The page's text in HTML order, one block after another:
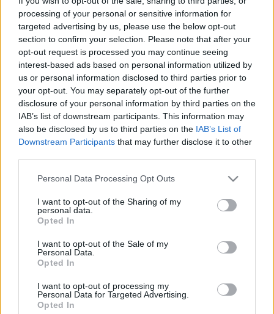
processing of your personal or sensitive information for
targeted advertising by us, please use the below opt-out
section to confirm your selection. Please note that after your
opt-out request is processed you may continue seeing
interest-based ads based on personal information utilized by
us or personal information disclosed to third parties prior to
your opt-out. You may separately opt-out of the further
disclosure of your personal information by third parties on the
IAB’s list of downstream participants. This information may
also be disclosed by us to third parties on the IAB’s List of
Downstream Participants that may further disclose it to other
Please note that this website/app uses one or more Google
not limited to your visit or usage behaviour. You may click to
grant or deny consent to Google and its third-party tags to
use your data for below specified purposes in below Google
consent section.
Personal Data Processing Opt Outs
I want to opt-out of the Sharing of my
personal data.
Opted In
I want to opt-out of the Sale of my
Personal Data.
Opted In
I want to opt-out of processing my
Personal Data for Targeted Advertising.
Opted In
(Érdemes itt elolvasni aSzótlan Szemtanú
beszámolójátarról, miként is jutott ki Szlovákia -
történetében először - a foci VB-re. Hehe.)
Érdekes adalék, hogy még a cseh lap, a Lidové
Noviny kommentátora is úgy vélekedett pénteken az
ügy kapcsán: "Augusztus 21-ét már Csehországban
sem tartják olyan napnak, amelyen külföldieknek
nem illő látogatóba jönni. Különösen nem érvényes
ez Magyarországra vagy Lengyelországra", hiszen "a
magyarok Csehszlovákia 1968 augusztusi
megszállásáért már 1989-ben bocsánatot kértek".
Úgy tűnik, a szlovákok még a cseheknél is
mélyebben őrzik a régi sebeket.
A bumm.skszemlézett
a szlovák lapok reakciói közt.
Az Sme szerint "rövidlátó és álságos volt, hogy a
komáromi szoboravatás szervezői a szlovák
kormány képviselőit, illetve Ivan Gašparovič szlovák
államfőt nem hívták meg az ünnepségre",
ugyanakkor "a magyar vaksággal sem lehet
indokolni (Robert) Fico és társai eltúlzott és Európa
civilizált felébe nem illő reagálását". A szerző